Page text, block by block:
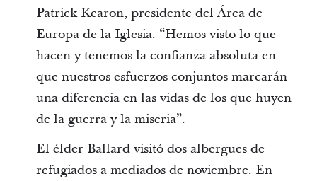
Patrick Kearon, presidente del Área de
Europa de la Iglesia. “Hemos visto lo que
hacen y tenemos la confianza absoluta en
que nuestros esfuerzos conjuntos marcarán
una diferencia en las vidas de los que huyen
de la guerra y la miseria”.
El élder Ballard visitó dos albergues de
refugiados a mediados de noviembre. En